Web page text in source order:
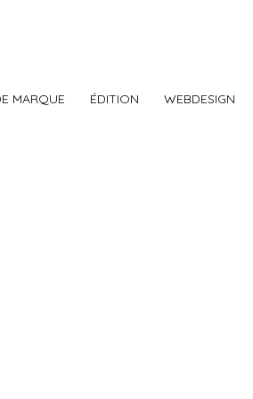
MARQUE ÉDITION WEBDESIGN